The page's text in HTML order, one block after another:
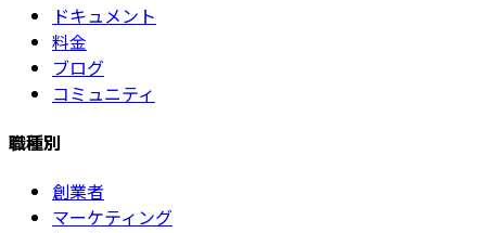
ドキュメント
料金
ブログ
コミュニティ
職種別
創業者
マーケティング